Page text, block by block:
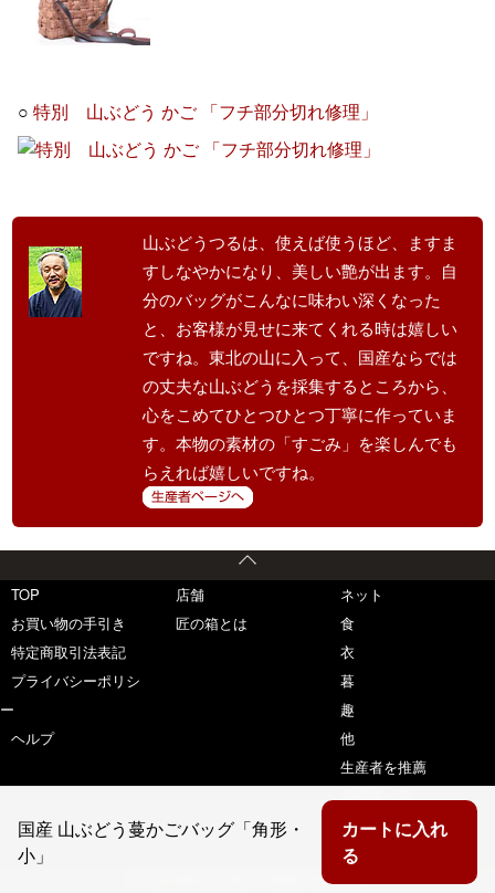
○特別 山ぶどう かご 「フチ部分切れ修理」
山ぶどうつるは、使えば使うほど、ますま
すしなやかになり、美しい艶が出ます。自
分のバッグがこんなに味わい深くなった
と、お客様が見せに来てくれる時は嬉しい
ですね。東北の山に入って、国産ならでは
の丈夫な山ぶどうを採集するところから、
心をこめてひとつひとつ丁寧に作っていま
す。本物の素材の「すごみ」を楽しんでも
らえれば嬉しいですね。
国産 山ぶどう蔓かごバッグ「角形・
小」
カートに入れ
る
TOP
お買い物の手引き
特定商取引法表記
プライバシーポリシ
ー
ヘルプ
店舗
匠の箱とは
ネット
食
衣
暮
趣
他
生産者を推薦
生産者一覧
(C) copyright 匠の箱 All Rights Reserved.